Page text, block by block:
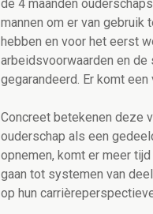
de 4 maanden
mannen om er van
hebben en voor het eerst
arbeidsvoorwaarden en
gegarandeerd. Er komt
Concreet betekenen deze
ouderschap als een
opnemen, komt er meer
gaan tot systemen van
op hun